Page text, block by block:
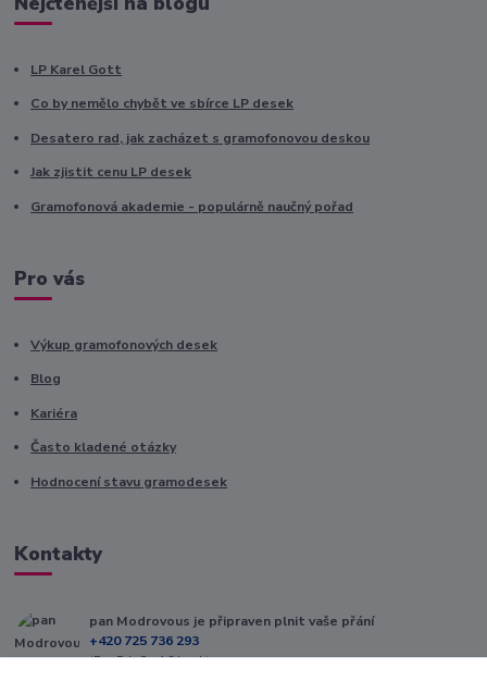
LP Karel Gott
Co by nemělo chybět ve sbírce LP desek
Desatero rad, jak zacházet s gramofonovou deskou
Jak zjistit cenu LP desek
Gramofonová akademie - populárně naučný pořad
Pro vás
Výkup gramofonových desek
Blog
Kariéra
Často kladené otázky
Hodnocení stavu gramodesek
Kontakty
pan Modrovous je připraven plnit vaše přání
+420 725 736 293
(Po-Pá, 8 - 16 hod.)